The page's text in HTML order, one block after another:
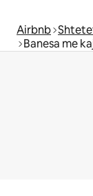
Airbnb
Banesa me